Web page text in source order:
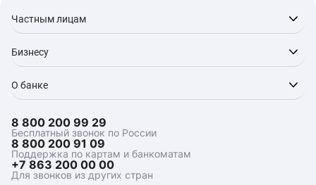
Частным лицам
Бизнесу
О банке
8 800 200 99 29
Бесплатный звонок по России
8 800 200 91 09
Поддержка по картам и банкоматам
+7 863 200 00 00
Для звонков из других стран